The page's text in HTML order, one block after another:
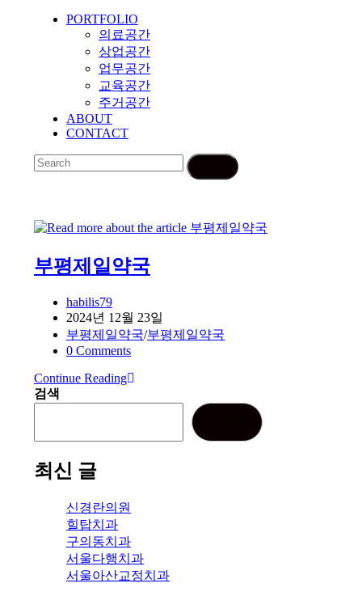
to
expand
collapse
Menu
PORTFOLIO
의료공간
상업공간
업무공간
교육공간
주거공간
ABOUT
CONTACT
부평제일약국
Post
author:
habilis79
Post
published:
2024년 12월 23일
Post
category:
부평제일약국/부평제일약국
Post
0 Comments
Continue Reading부
약
검색
최신 글
신경란의원
힐탑치과
구의동치과
서울다행치과
서울아산교정치과